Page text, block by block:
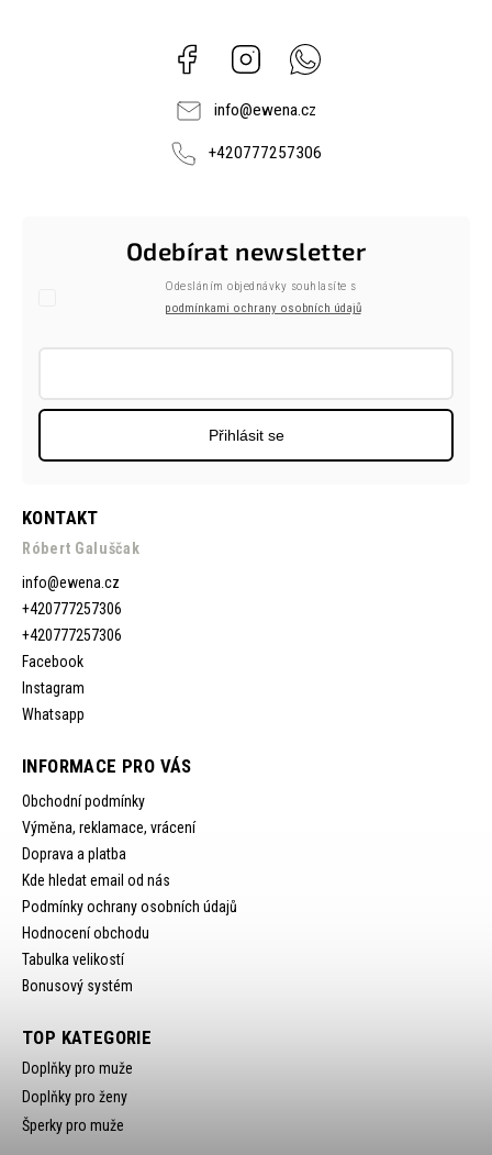
Facebook Instagram
info@ewena.cz
+420777257306
KONTAKT
Róbert Galuščak
info@ewena.cz
+420777257306
+420777257306
Facebook
Instagram
Whatsapp
INFORMACE PRO VÁS
Obchodní podmínky
Výměna, reklamace, vrácení
Doprava a platba
Kde hledat email od nás
Podmínky ochrany osobních údajů
Hodnocení obchodu
Tabulka velikostí
Bonusový systém
Odebírat newsletter
Odesláním objednávky souhlasíte s
podmínkami ochrany osobních údajů
Přihlásit se
TOP KATEGORIE
Doplňky pro muže
Doplňky pro ženy
Šperky pro muže